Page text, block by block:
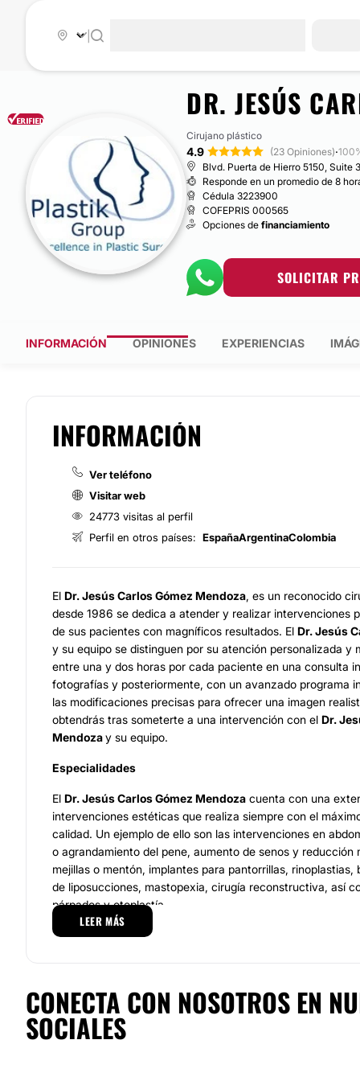
DR. JESÚS
Cirujano plástico
4.9 (23 Opiniones)·
Blvd. Puerta de Hierro 5150, Suite
Responde en un promedio de 8
Cédula 3223900
COFEPRIS 000565
Opciones de financiamiento
SOLICITAR
INFORMACIÓN OPINIONES EXPERIENCIAS
INFORMACIÓN
Ver teléfono
Visitar web
24773 visitas al perfil
Perfil en otros países: EspañaArgentinaColombia
El Dr. Jesús Carlos Gómez Mendoza, es un reconocido
desde 1986 se dedica a atender y realizar intervenciones
de sus pacientes con magníficos resultados. El Dr. Jesús
y su equipo se distinguen por su atención personalizada y
entre una y dos horas por cada paciente en una consulta
fotografías y posteriormente, con un avanzado programa
las modificaciones precisas para ofrecer una imagen
obtendrás tras someterte a una intervención con el Dr.
Mendozay su equipo.
Especialidades
El Dr. Jesús Carlos Gómez Mendoza cuenta con una
intervenciones estéticas que realiza siempre con el
calidad. Un ejemplo de ello son las intervenciones en
o agrandamiento del pene, aumento de senos y reducción
mejillas o mentón, implantes para pantorrillas,
de liposucciones, mastopexia, cirugía reconstructiva, así
párpados y otoplastía.
Por otro lado, también realiza intervenciones relacionadas
Equipo
El equipo delDr. Jesús Carlos Gómez Mendoza
LEER MÁS
CONECTA CON NOSOTROS EN
SOCIALES